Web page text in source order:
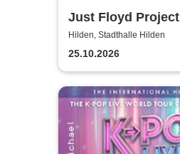
Just Floyd Project
Hilden, Stadthalle Hilden
25.10.2026